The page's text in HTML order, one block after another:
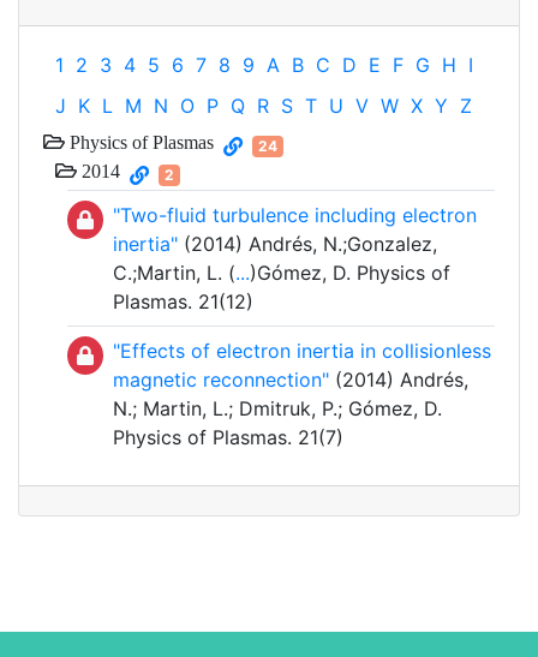
1 2 3 4 5 6 7 8 9 A B C D E F G H I
J K L M N O P Q R S T U V W X Y Z
Physics of Plasmas 24
2014 2
"Two-fluid turbulence including electron
inertia" (2014) Andrés, N.;Gonzalez,
C.;Martin, L. (...)Gómez, D. Physics of
Plasmas. 21(12)
"Effects of electron inertia in collisionless
magnetic reconnection" (2014) Andrés,
N.; Martin, L.; Dmitruk, P.; Gómez, D.
Physics of Plasmas. 21(7)